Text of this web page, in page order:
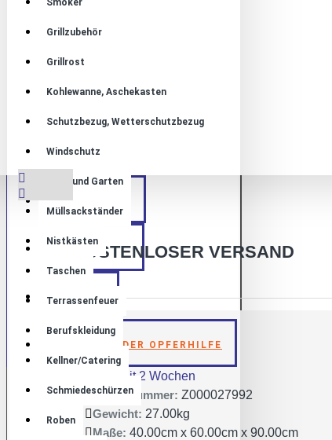
Smoker
Grillzubehör
Grillrost
Kohlewanne, Aschekasten
Schutzbezug, Wetterschutzbezug
Windschutz
Haus und Garten
Müllsackständer
Nistkästen
Taschen
Terrassenfeuer
Berufskleidung
Kellner/Catering
Schmiedeschürzen
Roben
ÜBER UNS
KONTAKT
BLOG
AKTION DER OPFERHILFE
KOSTENLOSER VERSAND
Lager:
Lieferzeit 2 Wochen
Artikelnummer: Z000027992
Gewicht: 27.00kg
Maße: 40.00cm x 60.00cm x 90.00cm